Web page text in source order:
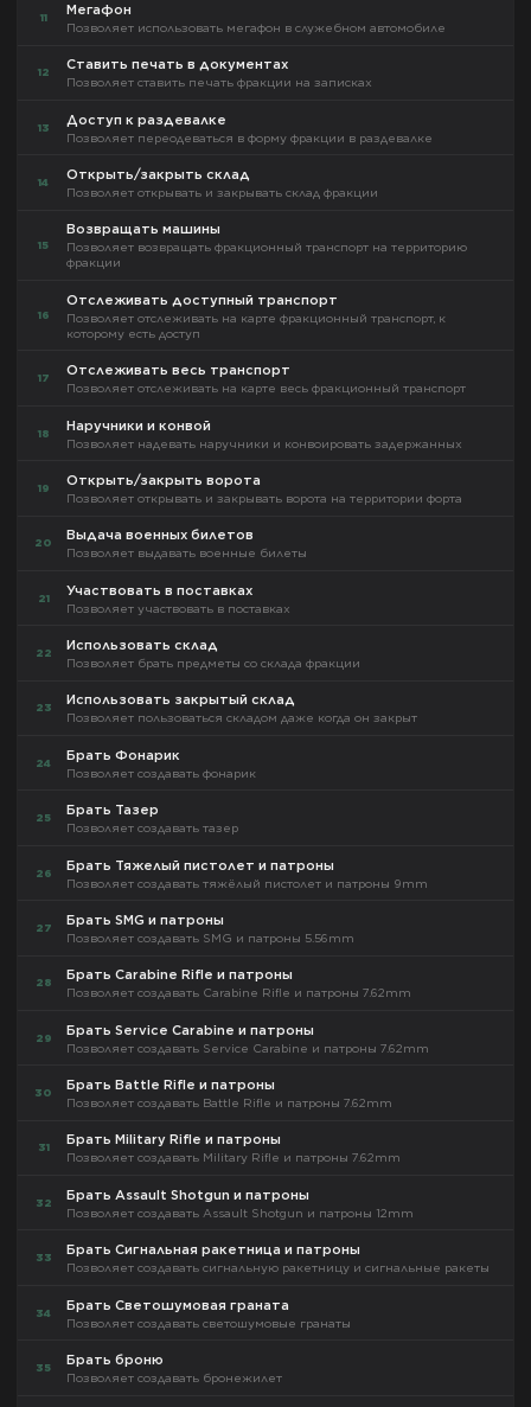
11 Мегафон
Позволяет использовать мегафон в служебном автомобиле
12 Ставить печать в документах
Позволяет ставить печать фракции на записках
13 Доступ к раздевалке
Позволяет переодеваться в форму фракции в раздевалке
14 Открыть/закрыть склад
Позволяет открывать и закрывать склад фракции
15
Возвращать машины
Позволяет возвращать фракционный транспорт на территорию
фракции
16
Отслеживать доступный транспорт
Позволяет отслеживать на карте фракционный транспорт, к
которому есть доступ
17 Отслеживать весь транспорт
Позволяет отслеживать на карте весь фракционный транспорт
18 Наручники и конвой
Позволяет надевать наручники и конвоировать задержанных
19 Открыть/закрыть ворота
Позволяет открывать и закрывать ворота на территории форта
20 Выдача военных билетов
Позволяет выдавать военные билеты
21 Участвовать в поставках
Позволяет участвовать в поставках
22 Использовать склад
Позволяет брать предметы со склада фракции
23 Использовать закрытый склад
Позволяет пользоваться складом даже когда он закрыт
24 Брать Фонарик
Позволяет создавать фонарик
25 Брать Тазер
Позволяет создавать тазер
26 Брать Тяжелый пистолет и патроны
Позволяет создавать тяжёлый пистолет и патроны 9mm
27 Брать SMG и патроны
Позволяет создавать SMG и патроны 5.56mm
28 Брать Carabine Rifle и патроны
Позволяет создавать Carabine Rifle и патроны 7.62mm
29 Брать Service Carabine и патроны
Позволяет создавать Service Carabine и патроны 7.62mm
30 Брать Battle Rifle и патроны
Позволяет создавать Battle Rifle и патроны 7.62mm
31 Брать Military Rifle и патроны
Позволяет создавать Military Rifle и патроны 7.62mm
32 Брать Assault Shotgun и патроны
Позволяет создавать Assault Shotgun и патроны 12mm
33 Брать Сигнальная ракетница и патроны
Позволяет создавать сигнальную ракетницу и сигнальные ракеты
34 Брать Светошумовая граната
Позволяет создавать светошумовые гранаты
35 Брать броню
Позволяет создавать бронежилет